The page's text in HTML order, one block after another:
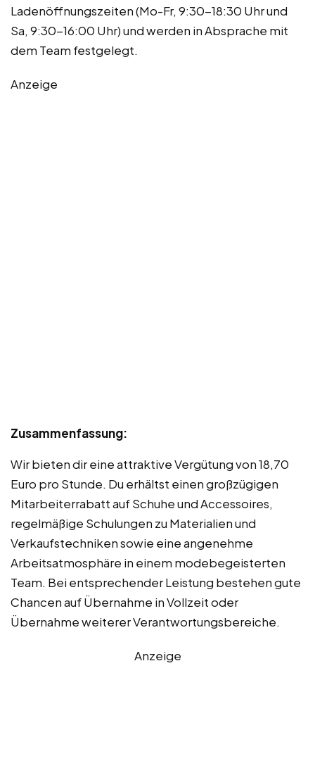
Ladenöffnungszeiten (Mo-Fr, 9:30-18:30 Uhr und
Sa, 9:30-16:00 Uhr) und werden in Absprache mit
dem Team festgelegt.
Anzeige
Zusammenfassung:
Wir bieten dir eine attraktive Vergütung von 18,70
Euro pro Stunde. Du erhältst einen großzügigen
Mitarbeiterrabatt auf Schuhe und Accessoires,
regelmäßige Schulungen zu Materialien und
Verkaufstechniken sowie eine angenehme
Arbeitsatmosphäre in einem modebegeisterten
Team. Bei entsprechender Leistung bestehen gute
Chancen auf Übernahme in Vollzeit oder
Übernahme weiterer Verantwortungsbereiche.
Anzeige